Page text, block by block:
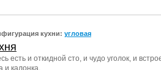
кухни: угловая
есть и откидной сто, и чудо уголок, и
и калонка.